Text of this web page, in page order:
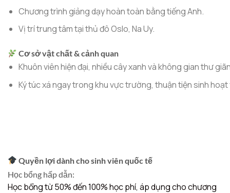
Chương trình giảng dạy hoàn toàn bằng tiếng Anh.
Vị trí trung tâm tại thủ đô Oslo, Na Uy.
Cơ sở vật chất & cảnh quan
Khuôn viên hiện đại, nhiều cây xanh và không gian thư
Ký túc xá ngay trong khu vực trường, thuận tiện sinh
Quyền lợi dành cho sinh viên quốc tế
Học bổng hấp dẫn:
Học bổng từ 50% đến 100% học phí, áp dụng cho chương